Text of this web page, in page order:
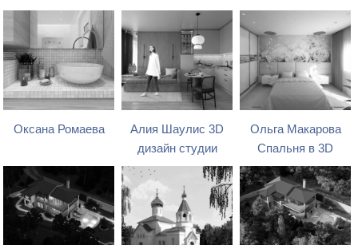
Оксана Ромаева
Алия Шаулис 3D
дизайн студии
Ольга Макарова
Спальня в 3D